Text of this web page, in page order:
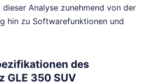
Analyse zunehmend von der
hin zu Softwarefunktionen und
des
GLE 350 SUV